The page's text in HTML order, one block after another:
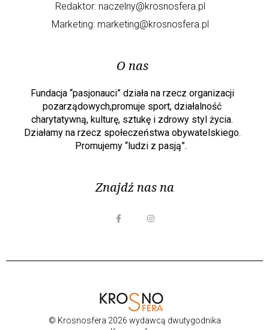
Redaktor: naczelny@krosnosfera.pl
Marketing: marketing@krosnosfera.pl
O nas
Fundacja “pasjonauci” działa na rzecz organizacji
pozarządowych,promuje sport, działalność
charytatywną, kulturę, sztukę i zdrowy styl życia.
Działamy na rzecz społeczeństwa obywatelskiego.
Promujemy “ludzi z pasją”.
Znajdź nas na
© Krosnosfera 2026 wydawcą dwutygodnika